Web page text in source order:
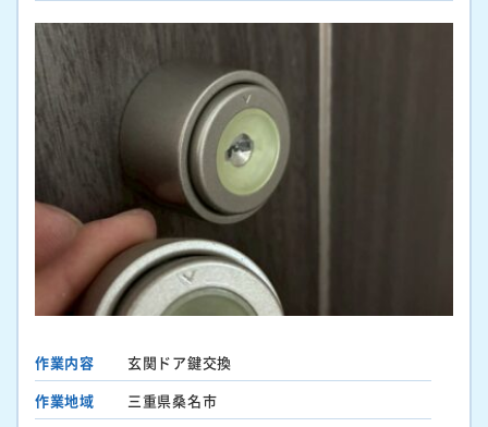
作業内容
玄関ドア鍵交換
作業地域
三重県桑名市